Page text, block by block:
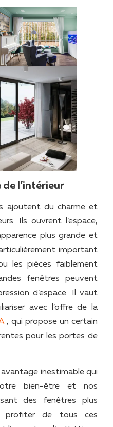
l’intérieur
ajoutent du charme et
Ils ouvrent l’espace,
plus grande et
important
les pièces faiblement
fenêtres peuvent
d’espace. Il vaut
avec l’offre de la
, qui propose un certain
pour les portes de
inestimable qui
bien-être et nos
des fenêtres plus
profiter de tous ces